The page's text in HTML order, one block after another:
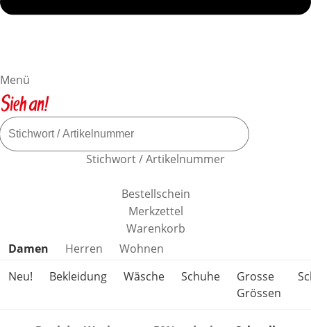
Menü
Stichwort / Artikelnummer
Bestellschein
Merkzettel
Warenkorb
Produktkategorien überspringen
Damen Herren
Wohnen
Neu!
Bekleidung Wäsche Schuhe
Grosse
Grössen